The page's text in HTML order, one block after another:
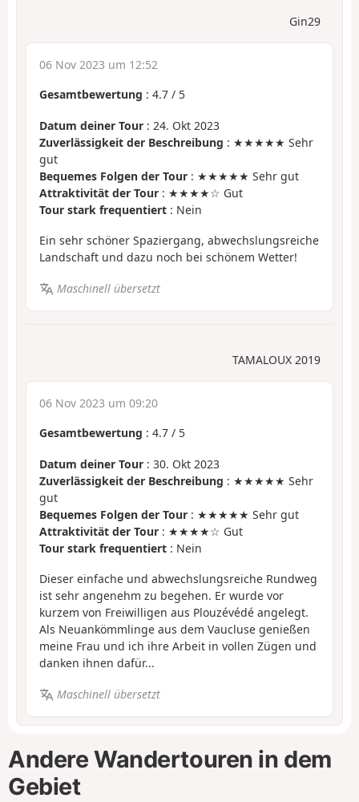
Gin29
06 Nov 2023 um 12:52
Gesamtbewertung : 4.7 / 5
Datum deiner Tour : 24. Okt 2023
Zuverlässigkeit der Beschreibung : ★★★★★ Sehr
gut
Bequemes Folgen der Tour : ★★★★★ Sehr gut
Attraktivität der Tour : ★★★★☆ Gut
Tour stark frequentiert : Nein
Ein sehr schöner Spaziergang, abwechslungsreiche
Landschaft und dazu noch bei schönem Wetter!
Maschinell übersetzt
TAMALOUX 2019
06 Nov 2023 um 09:20
Gesamtbewertung : 4.7 / 5
Datum deiner Tour : 30. Okt 2023
Zuverlässigkeit der Beschreibung : ★★★★★ Sehr
gut
Bequemes Folgen der Tour : ★★★★★ Sehr gut
Attraktivität der Tour : ★★★★☆ Gut
Tour stark frequentiert : Nein
Dieser einfache und abwechslungsreiche Rundweg
ist sehr angenehm zu begehen. Er wurde vor
kurzem von Freiwilligen aus Plouzévédé angelegt.
Als Neuankömmlinge aus dem Vaucluse genießen
meine Frau und ich ihre Arbeit in vollen Zügen und
danken ihnen dafür...
Maschinell übersetzt
Andere Wandertouren in dem
Gebiet